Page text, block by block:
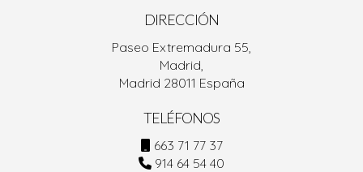
DIRECCIÓN
Paseo Extremadura 55,
Madrid,
Madrid 28011 España
TELÉFONOS
663 71 77 37
914 64 54 40